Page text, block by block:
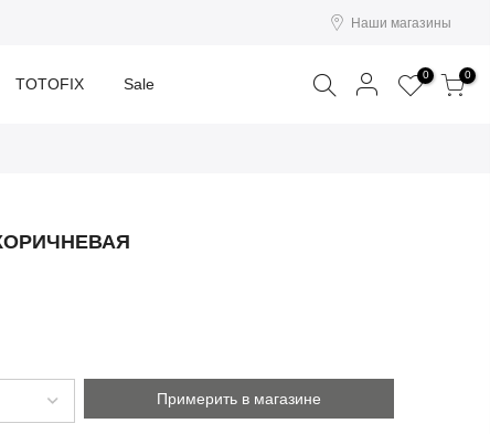
Наши магазины
TOTOFIX Sale Поиск 0 0
Примерить в магазине